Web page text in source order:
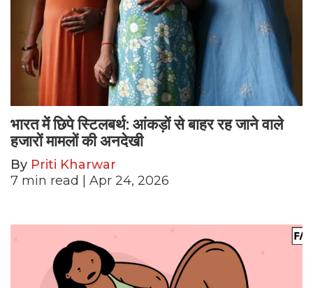
भारत में छिपे स्टिलबर्थ: आंकड़ों से बाहर रह जाने वाले
हजारों मामलों की अनदेखी
By Priti Kharwar
7 min read | Apr 24, 2026